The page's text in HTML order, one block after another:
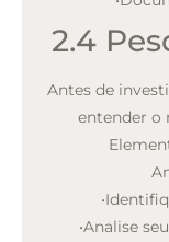
2.4
Antes de
entender o
•
•Analise